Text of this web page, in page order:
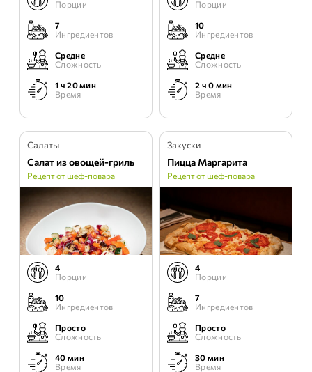
Порции
7
Ингредиентов
Средне
Сложность
1 ч 20 мин
Время
Порции
10
Ингредиентов
Средне
Сложность
2 ч 0 мин
Время
Салаты
Салат из овощей-гриль
Рецепт от шеф-повара
4
Порции
10
Ингредиентов
Просто
Сложность
40 мин
Время
Закуски
Пицца Маргарита
Рецепт от шеф-повара
4
Порции
7
Ингредиентов
Просто
Сложность
30 мин
Время